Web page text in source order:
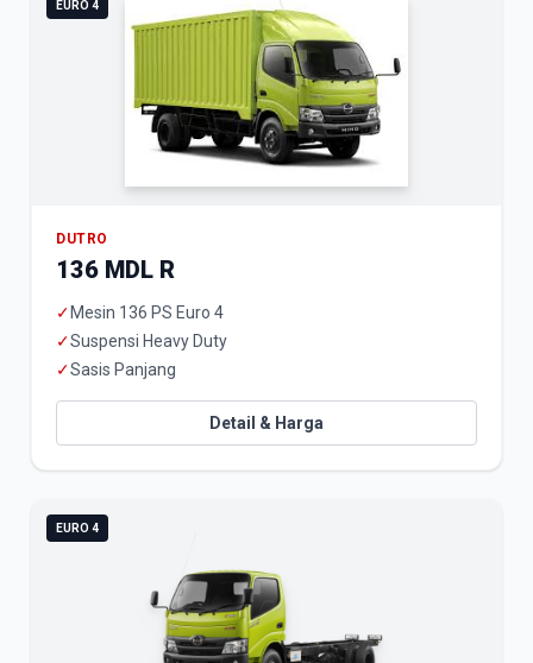
EURO 4
DUTRO
136 MDL R
✓ Mesin 136 PS Euro 4
✓Suspensi Heavy Duty
✓Sasis Panjang
Detail & Harga
EURO 4